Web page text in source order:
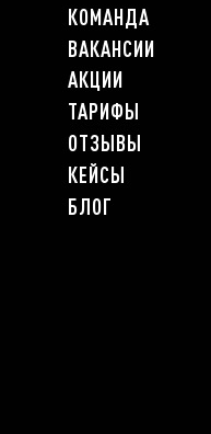
КОМАНДА
ВАКАНСИИ
АКЦИИ
ТАРИФЫ
ОТЗЫВЫ
КЕЙСЫ
БЛОГ